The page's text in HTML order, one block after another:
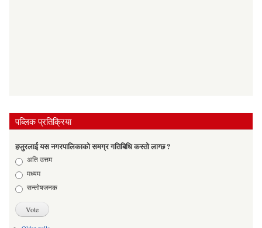
पब्लिक प्रतिक्रिया
हजुरलाई यस नगरपालिकाको समग्र गतिबिधि कस्तो लाग्छ ?
Choicesअति उत्तम
मध्यम
सन्तोषजनक